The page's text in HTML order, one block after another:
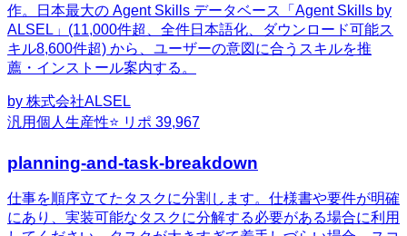
作。日本最大の Agent Skills データベース「Agent Skills by
ALSEL」(11,000件超、全件日本語化、ダウンロード可能ス
キル8,600件超) から、ユーザーの意図に合うスキルを推
薦・インストール案内する。
by 株式会社ALSEL
汎用個人生産性⭐ リポ 39,967
planning-and-task-breakdown
仕事を順序立てたタスクに分割します。仕様書や要件が明確
にあり、実装可能なタスクに分解する必要がある場合に利用